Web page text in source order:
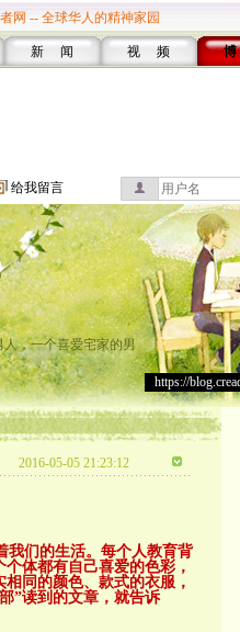
网 -- 全球华人的精神家园
新 闻 视 频
给我留言
，一个喜爱宅家的男
https://
2016-05-05 21:23:12
我们的生活。每个人教育背
体都有自己喜爱的色彩，
同的颜色、款式的衣服，
”读到的文章，就告诉